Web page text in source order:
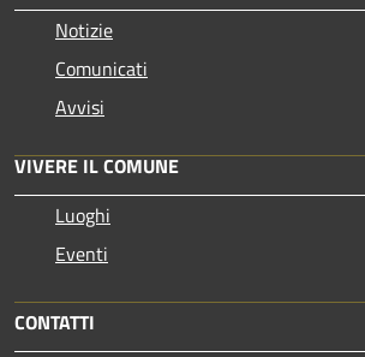
Notizie
Comunicati
Avvisi
VIVERE IL COMUNE
Luoghi
Eventi
CONTATTI